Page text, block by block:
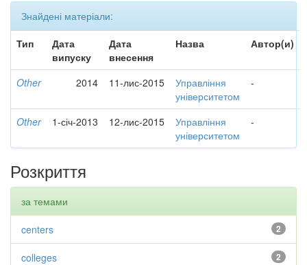
Знайдені матеріали:
Тип
Дата
випуску
Дата
внесення
Назва Автор(и)
Other 2014 11-лис-2015
Управління
університетом
-
Other 1-січ-2013 12-лис-2015
Управління
університетом
-
Розкриття
за темами
2
centers
2
colleges